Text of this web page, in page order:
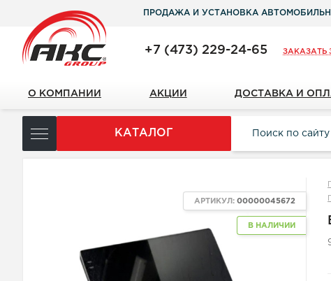
ПРОДАЖА И УСТАНОВКА
+7 (473) 229-24-65 ЗАКАЗАТЬ
О КОМПАНИИ АКЦИИ ДОСТАВКА И
КАТАЛОГ
В НАЛИЧИИ
АРТИКУЛ:00000045672